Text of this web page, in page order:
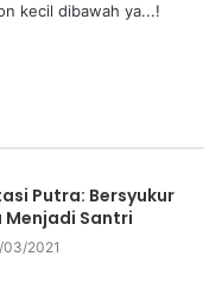
kecil dibawah ya...!
Putra: Bersyukur
Menjadi Santri
2021